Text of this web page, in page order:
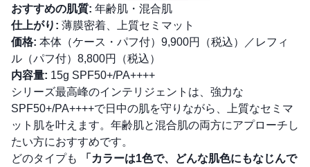
おすすめの肌質: 年齢肌・混合肌
仕上がり: 薄膜密着、上質セミマット
価格: 本体（ケース・パフ付）9,900円（税込）／レフィ
ル（パフ付）8,800円（税込）
内容量: 15g SPF50+/PA++++
シリーズ最高峰のインテリジェントは、強力な
SPF50+/PA++++で日中の肌を守りながら、上質なセミマ
ット肌を叶えます。年齢肌と混合肌の両方にアプローチし
たい方におすすめです。
どのタイプも
「カラーは1色で、どんな肌色にもなじんで